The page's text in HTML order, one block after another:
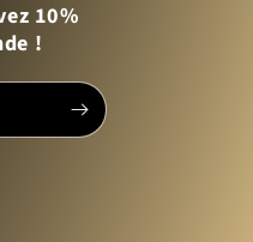
10%
!